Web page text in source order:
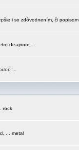
i so zdôvodnením, či
dizajnom ...
...
rock
... metal